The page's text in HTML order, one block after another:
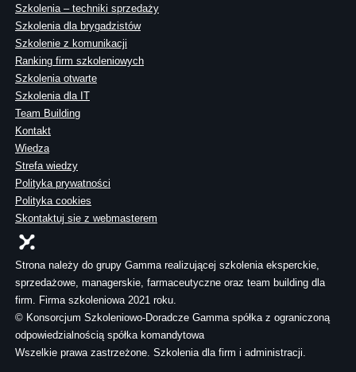
Szkolenia – techniki sprzedaży
Szkolenia dla brygadzistów
Szkolenie z komunikacji
Ranking firm szkoleniowych
Szkolenia otwarte
Szkolenia dla IT
Team Building
Kontakt
Wiedza
Strefa wiedzy
Polityka prywatności
Polityka cookies
Skontaktuj sie z webmasterem
Strona należy do grupy Gamma realizującej szkolenia eksperckie,
sprzedażowe, managerskie, farmaceutyczne oraz team building dla
firm. Firma szkoleniowa 2021 roku.
© Konsorcjum Szkoleniowo-Doradcze Gamma spółka z ograniczoną
odpowiedzialnością spółka komandytowa
Wszelkie prawa zastrzeżone. Szkolenia dla firm i administracji.